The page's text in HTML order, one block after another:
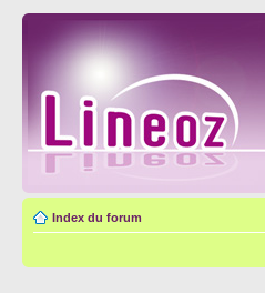
Index du forum